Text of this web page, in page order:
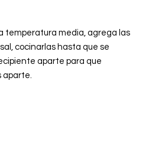
temperatura media, agrega las
cocinarlas hasta que se
aparte para que
aparte.